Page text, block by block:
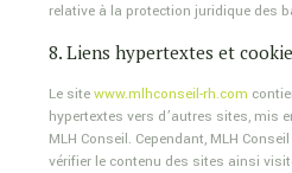
relative à la protection juridique des
8. Liens hypertextes et
Le sitewww.mlhconseil-rh.com
hypertextes vers d’autres sites, mis
MLH Conseil. Cependant, MLH
vérifier le contenu des sites ainsi